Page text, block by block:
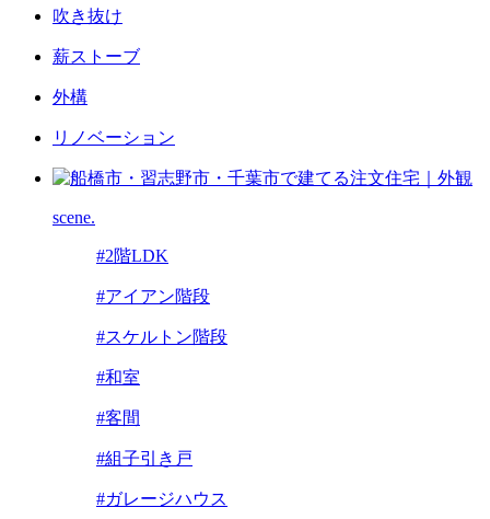
吹き抜け
薪ストーブ
外構
リノベーション
scene.
#2階LDK
#アイアン階段
#スケルトン階段
#和室
#客間
#組子引き戸
#ガレージハウス